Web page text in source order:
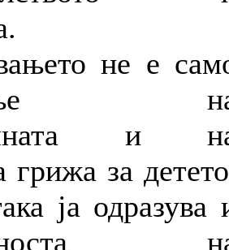
не е
и
грижа за
ја одразува